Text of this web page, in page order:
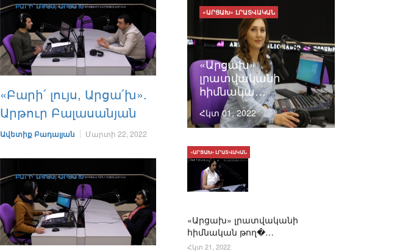
ԲԱՐԻ՛ ԼՈՒՅՍ, ԱՐՑԱ՛Խ
«Բարի՛ լույս, Արցա՛խ».
Արթուր Բալասանյան
Ավետիք Բադալյան Մարտի 22, 2022
ԲԱՐԻ՛ ԼՈՒՅՍ, ԱՐՑԱ՛Խ
«Արցախ»
լրատվականի
հիմնակա…
Հկտ 01, 2022
«ԱՐՑԱԽ» ԼՐԱՏՎԱԿԱՆ
«Արցախ» լրատվականի
հիմնական թող�…
«ԱՐՑԱԽ» ԼՐԱՏՎԱԿԱՆ
Հկտ 21, 2022